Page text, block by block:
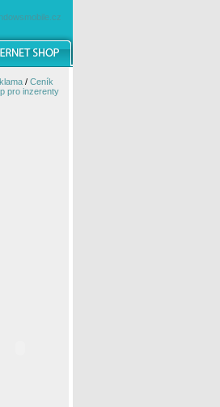
/ Ceník
pro inzerenty